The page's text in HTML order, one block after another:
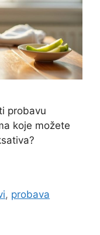
probavu
koje možete
, probava